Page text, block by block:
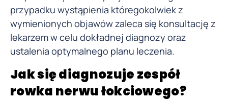
przypadku wystąpienia któregokolwiek z
wymienionych objawów zaleca się konsultację z
lekarzem w celu dokładnej diagnozy oraz
ustalenia optymalnego planu leczenia.
Jak się diagnozuje zespół
rowka nerwu łokciowego?